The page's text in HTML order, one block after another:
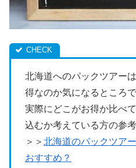
北海道へのパックツアー
得なのか気になるところで
実際にどこがお得か比べ
込むか考えている方の参
＞＞ 北海道のパックツア
おすすめ？